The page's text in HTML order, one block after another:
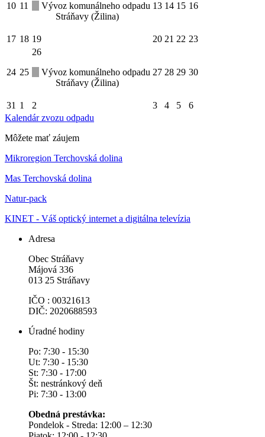
10 11
Vývoz komunálneho odpadu
Stráňavy (Žilina)
13 14 15 16
17 18 19 20 21 22 23
24 25
26
Vývoz komunálneho odpadu
Stráňavy (Žilina)
27 28 29 30
31 1 2 3 4 5
6
Kalendár zvozu odpadu
Môžete mať záujem
Mikroregion Terchovská dolina
Mas Terchovská dolina
Natur-pack
KINET - Váš optický internet a digitálna televízia
Adresa
Obec Stráňavy
Májová 336
013 25 Stráňavy
IČO : 00321613
DIČ: 2020688593
Úradné hodiny
Po: 7:30 - 15:30
Ut: 7:30 - 15:30
St: 7:30 - 17:00
Št: nestránkový deň
Pi: 7:30 - 13:00
Obedná prestávka:
Pondelok - Streda: 12:00 – 12:30